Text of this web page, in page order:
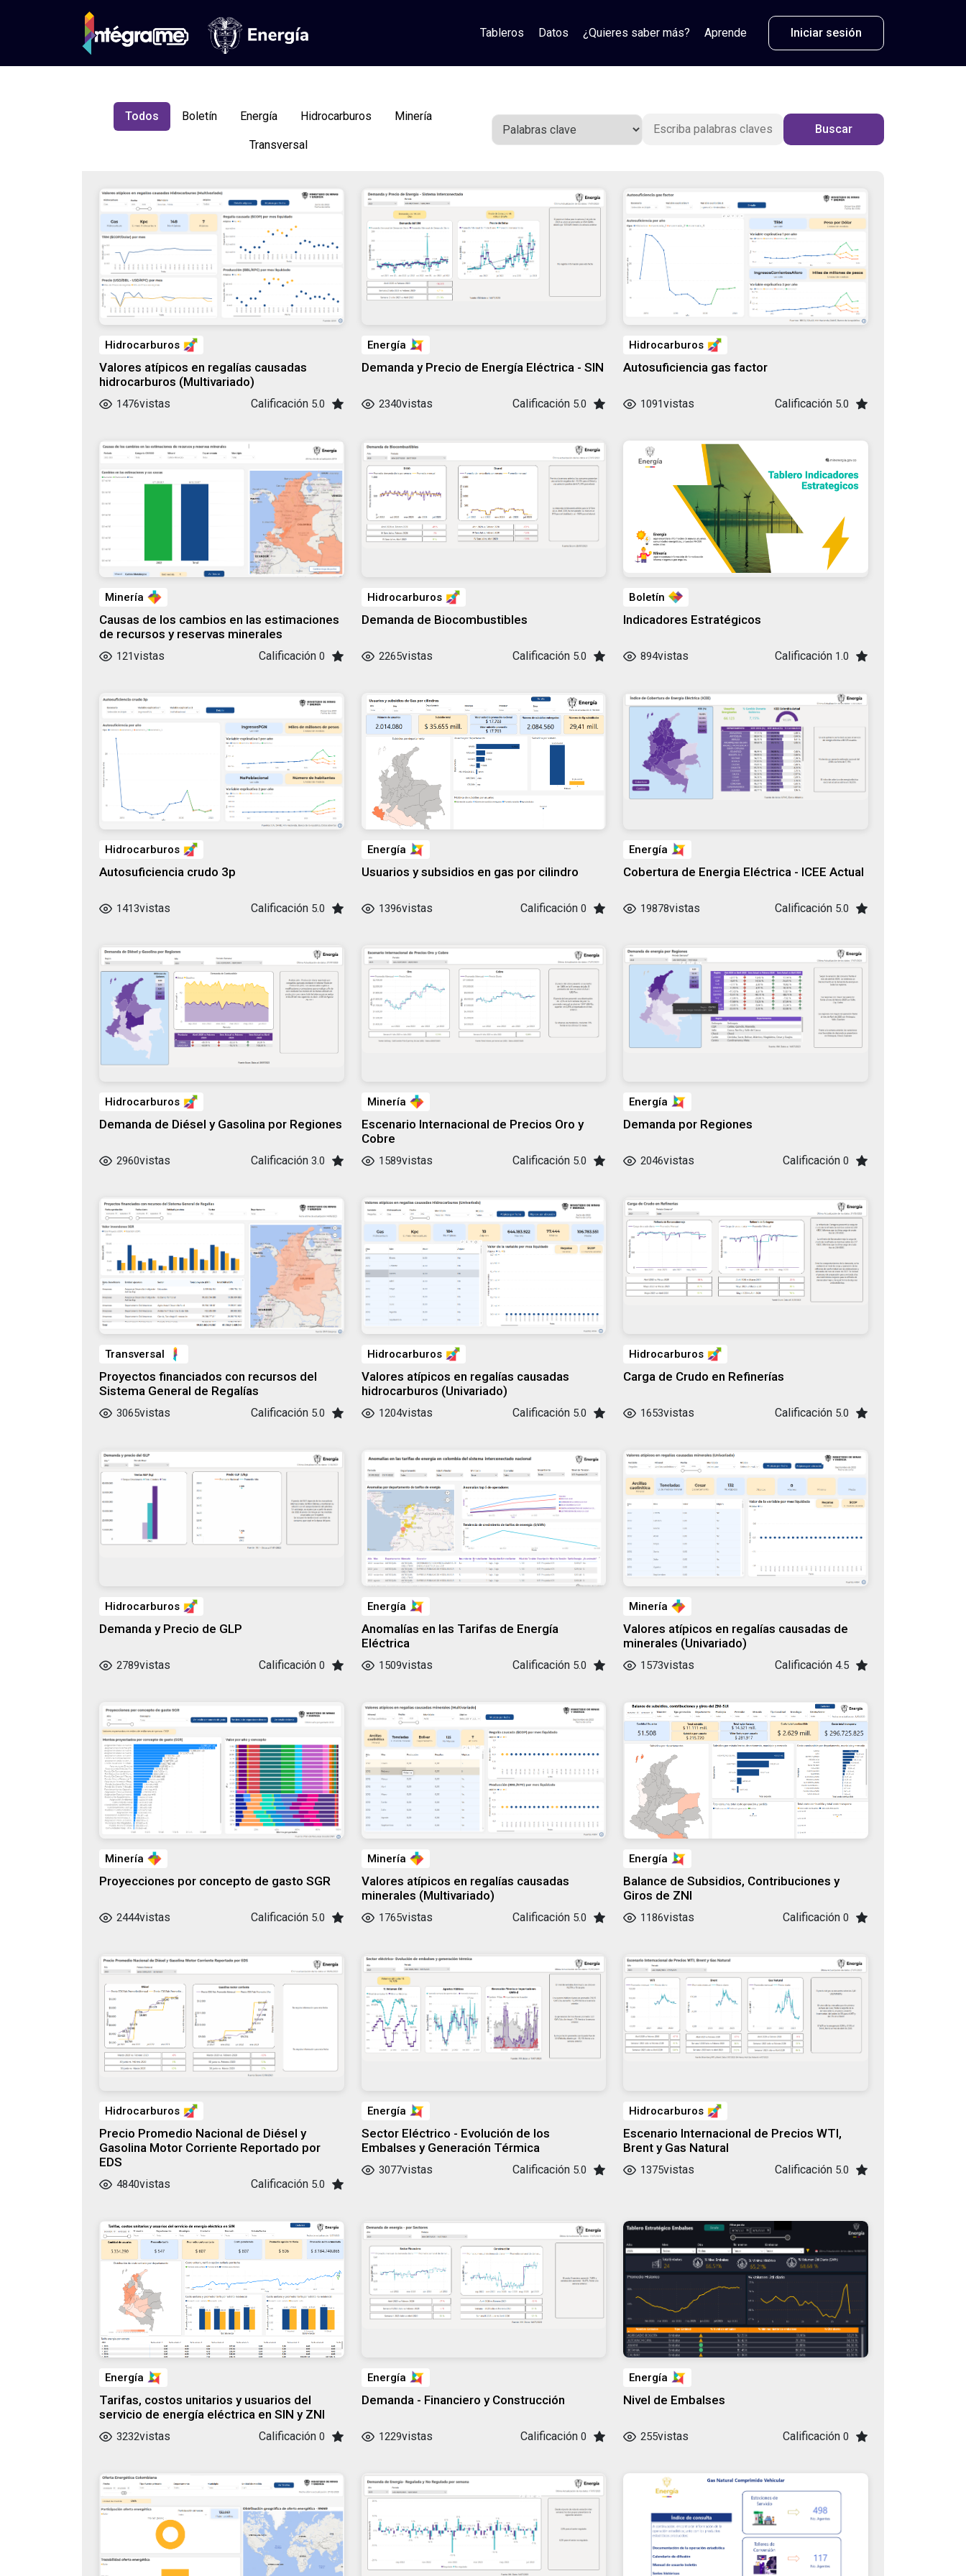
Tableros Datos ¿Quieres saber más? Aprende Iniciar sesión
Todos Boletín Energía Hidrocarburos Minería
Transversal
Buscar
Hidrocarburos
Valores atípicos en regalías causadas
hidrocarburos (Multivariado)
1476vistas Calificación 5.0
Energía
Demanda y Precio de Energía Eléctrica - SIN
2340vistas Calificación 5.0
Hidrocarburos
Autosuficiencia gas factor
1091vistas Calificación 5.0
Minería
Causas de los cambios en las estimaciones
de recursos y reservas minerales
121vistas Calificación 0
Hidrocarburos
Demanda de Biocombustibles
2265vistas Calificación 5.0
Boletín
Indicadores Estratégicos
894vistas Calificación 1.0
Hidrocarburos
Autosuficiencia crudo 3p
1413vistas Calificación 5.0
Energía
Usuarios y subsidios en gas por cilindro
1396vistas Calificación 0
Energía
Cobertura de Energia Eléctrica - ICEE Actual
19878vistas Calificación 5.0
Hidrocarburos
Demanda de Diésel y Gasolina por Regiones
2960vistas Calificación 3.0
Minería
Escenario Internacional de Precios Oro y
Cobre
1589vistas Calificación 5.0
Energía
Demanda por Regiones
2046vistas Calificación 0
Transversal
Proyectos financiados con recursos del
Sistema General de Regalías
3065vistas Calificación 5.0
Hidrocarburos
Valores atípicos en regalías causadas
hidrocarburos (Univariado)
1204vistas Calificación 5.0
Hidrocarburos
Carga de Crudo en Refinerías
1653vistas Calificación 5.0
Hidrocarburos
Demanda y Precio de GLP
2789vistas Calificación 0
Energía
Anomalías en las Tarifas de Energía
Eléctrica
1509vistas Calificación 5.0
Minería
Valores atípicos en regalías causadas de
minerales (Univariado)
1573vistas Calificación 4.5
Minería
Proyecciones por concepto de gasto SGR
2444vistas Calificación 5.0
Minería
Valores atípicos en regalías causadas
minerales (Multivariado)
1765vistas Calificación 5.0
Energía
Balance de Subsidios, Contribuciones y
Giros de ZNI
1186vistas Calificación 0
Hidrocarburos
Precio Promedio Nacional de Diésel y
Gasolina Motor Corriente Reportado por
EDS
4840vistas Calificación 5.0
Energía
Sector Eléctrico - Evolución de los
Embalses y Generación Térmica
3077vistas Calificación 5.0
Hidrocarburos
Escenario Internacional de Precios WTI,
Brent y Gas Natural
1375vistas Calificación 5.0
Energía
Tarifas, costos unitarios y usuarios del
servicio de energía eléctrica en SIN y ZNI
3232vistas Calificación 0
Energía
Demanda - Financiero y Construcción
1229vistas Calificación 0
Energía
Nivel de Embalses
255vistas Calificación 0